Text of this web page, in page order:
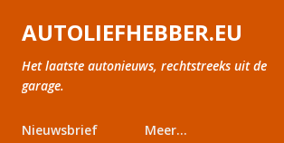
Doorgaan naar hoofdcontent
AUTOLIEFHEBBER.EU
Het laatste autonieuws, rechtstreeks uit de
garage.
Nieuwsbrief Meer…